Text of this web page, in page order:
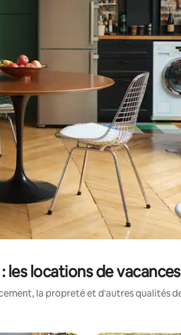
vers le haut et vers le bas, ou en
les locations de
la propreté et d'autres qualités